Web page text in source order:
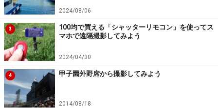
れいに写りません。これが夜景の部分がきれいに写らな
い大きな原因なのですね。「夜景と人物撮影モード」は
自動的に夜景も獲れる設定にして撮影してくれるように
なっているわけです。
夜はフラッシュは人物を背景はスローシャ
ッターで
2024/08/06
3
100均で買える「シャッターリモコン」を使ってス
マホで遠隔撮影してみよう
2024/04/30
4 甲子園外野席から撮影してみよう
2014/08/18